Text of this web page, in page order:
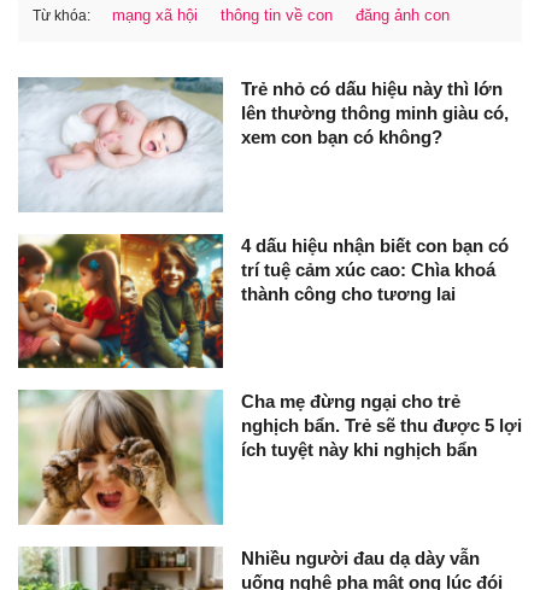
Từ khóa: mạng xã hội thông tin về con đăng ảnh con
Trẻ nhỏ có dấu hiệu này thì lớn
lên thường thông minh giàu có,
xem con bạn có không?
4 dấu hiệu nhận biết con bạn có
trí tuệ cảm xúc cao: Chìa khoá
thành công cho tương lai
Cha mẹ đừng ngại cho trẻ
nghịch bẩn. Trẻ sẽ thu được 5 lợi
ích tuyệt này khi nghịch bẩn
Nhiều người đau dạ dày vẫn
uống nghệ pha mật ong lúc đói